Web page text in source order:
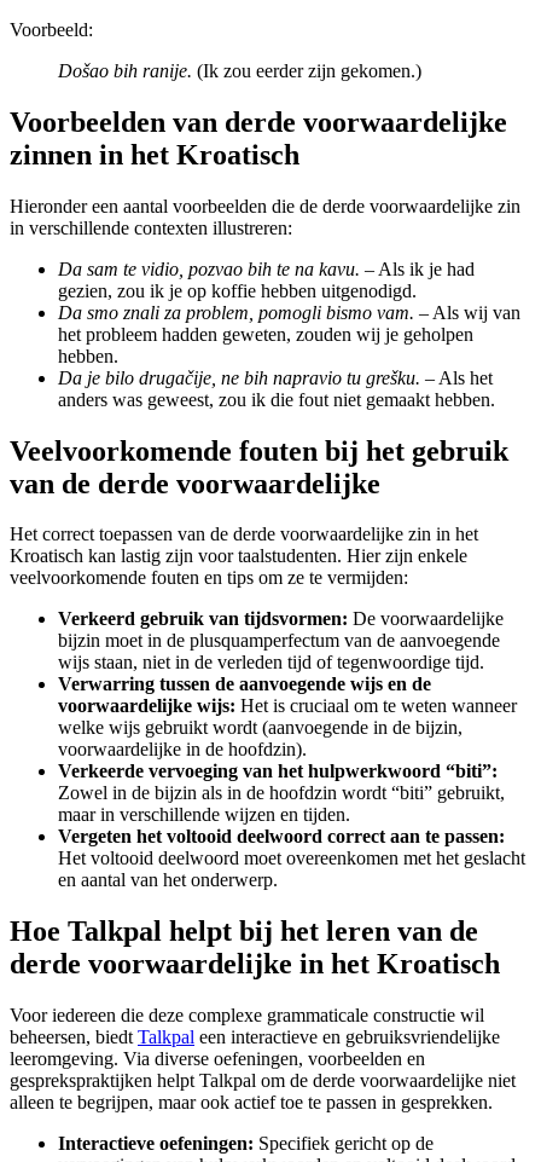
Voorbeeld:
Došao bih ranije. (Ik zou eerder zijn gekomen.)
Voorbeelden van derde voorwaardelijke
zinnen in het Kroatisch
Hieronder een aantal voorbeelden die de derde voorwaardelijke zin
in verschillende contexten illustreren:
Da sam te vidio, pozvao bih te na kavu. – Als ik je had
gezien, zou ik je op koffie hebben uitgenodigd.
Da smo znali za problem, pomogli bismo vam. – Als wij van
het probleem hadden geweten, zouden wij je geholpen
hebben.
Da je bilo drugačije, ne bih napravio tu grešku. – Als het
anders was geweest, zou ik die fout niet gemaakt hebben.
Veelvoorkomende fouten bij het gebruik
van de derde voorwaardelijke
Het correct toepassen van de derde voorwaardelijke zin in het
Kroatisch kan lastig zijn voor taalstudenten. Hier zijn enkele
veelvoorkomende fouten en tips om ze te vermijden:
Verkeerd gebruik van tijdsvormen: De voorwaardelijke
bijzin moet in de plusquamperfectum van de aanvoegende
wijs staan, niet in de verleden tijd of tegenwoordige tijd.
Verwarring tussen de aanvoegende wijs en de
voorwaardelijke wijs: Het is cruciaal om te weten wanneer
welke wijs gebruikt wordt (aanvoegende in de bijzin,
voorwaardelijke in de hoofdzin).
Verkeerde vervoeging van het hulpwerkwoord “biti”:
Zowel in de bijzin als in de hoofdzin wordt “biti” gebruikt,
maar in verschillende wijzen en tijden.
Vergeten het voltooid deelwoord correct aan te passen:
Het voltooid deelwoord moet overeenkomen met het geslacht
en aantal van het onderwerp.
Hoe Talkpal helpt bij het leren van de
derde voorwaardelijke in het Kroatisch
Voor iedereen die deze complexe grammaticale constructie wil
beheersen, biedt Talkpal een interactieve en gebruiksvriendelijke
leeromgeving. Via diverse oefeningen, voorbeelden en
gesprekspraktijken helpt Talkpal om de derde voorwaardelijke niet
alleen te begrijpen, maar ook actief toe te passen in gesprekken.
Interactieve oefeningen: Specifiek gericht op de